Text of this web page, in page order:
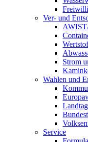
Ver- und
Strom
Wahlen und
Service